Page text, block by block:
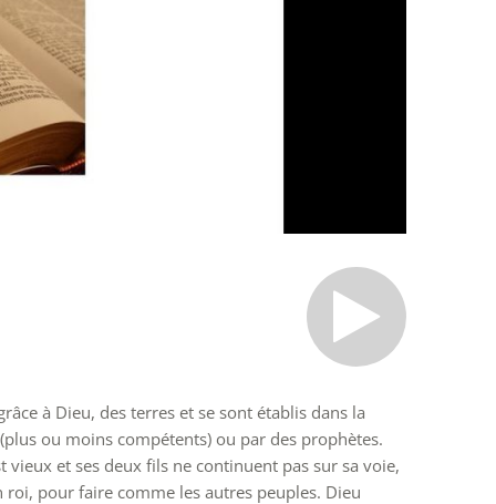
à Dieu, des terres et se sont établis dans la
ou moins compétents) ou par des prophètes.
et ses deux fils ne continuent pas sur sa voie,
pour faire comme les autres peuples. Dieu